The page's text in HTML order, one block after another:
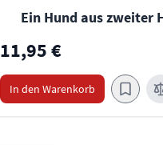
Ein Hund aus zweiter
11,95 €
In den Warenkorb